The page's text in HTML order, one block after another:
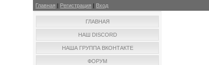
Главная | Регистрация | Вход
ГЛАВНАЯ
НАШ DISCORD
НАША ГРУППА ВКОНТАКТЕ
ФОРУМ